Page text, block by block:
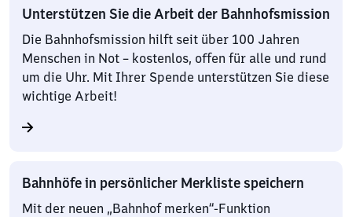
Unterstützen Sie die Arbeit der Bahnhofsmission
Die Bahnhofsmission hilft seit über 100 Jahren
Menschen in Not – kostenlos, offen für alle und rund
um die Uhr. Mit Ihrer Spende unterstützen Sie diese
wichtige Arbeit!
Bahnhöfe in persönlicher Merkliste speichern
Mit der neuen „Bahnhof merken“-Funktion